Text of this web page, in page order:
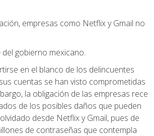
empresas como Netflix y Gmail no
gobierno mexicano.
en el blanco de los delincuentes
cuentas se han visto comprometidas
la obligación de las empresas rece
de los posibles daños que pueden
desde Netflix y Gmail, pues de
de contraseñas que contempla